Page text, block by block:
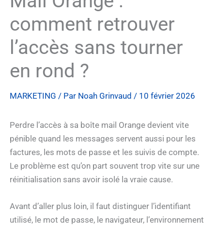
comment retrouver
l’accès sans tourner
en rond ?
MARKETING / Par Noah Grinvaud / 10 février 2026
Perdre l’accès à sa boîte mail Orange devient vite
pénible quand les messages servent aussi pour les
factures, les mots de passe et les suivis de compte.
Le problème est qu’on part souvent trop vite sur une
réinitialisation sans avoir isolé la vraie cause.
Avant d’aller plus loin, il faut distinguer l’identifiant
utilisé, le mot de passe, le navigateur, l’environnement